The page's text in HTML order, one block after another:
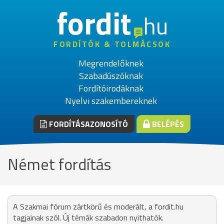
fordithu
FORDÍTÓK & TOLMÁCSOK
Megrendelőknek
Szabadúszóknak
Fordítóirodáknak
Nyelvi szakembereknek
FORDÍTÁSAZONOSÍTÓ BELÉPÉS
Német fordítás
A Szakmai fórum zártkörű és moderált, a fordit.hu
tagjainak szól. Új témák szabadon nyithatók.